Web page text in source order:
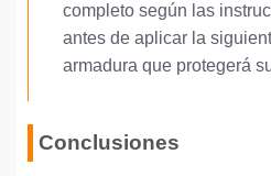
completo según las
antes de aplicar la
armadura que protegerá
Conclusiones